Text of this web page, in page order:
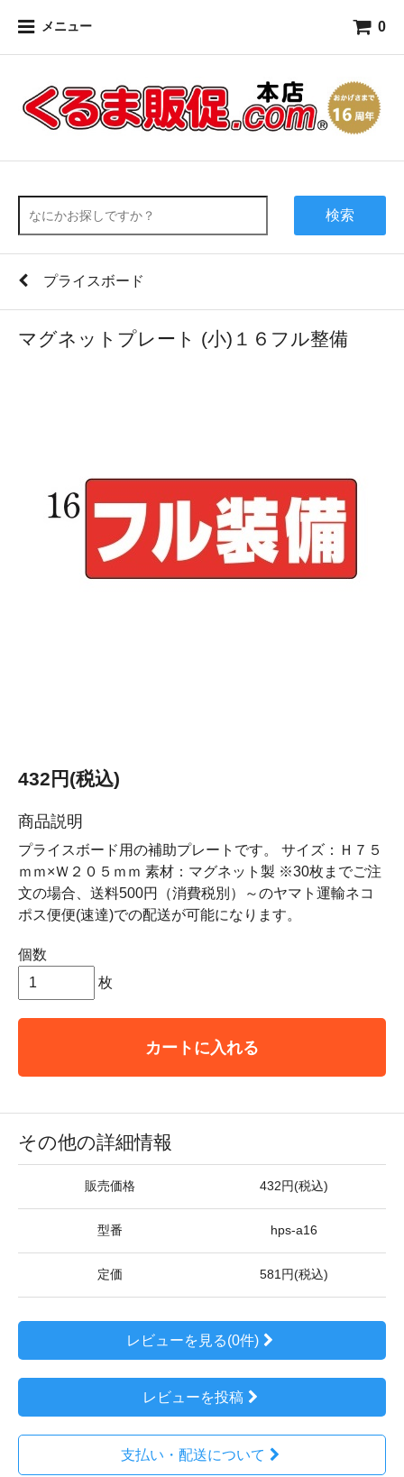
メニュー 0
検索
プライスボード
マグネットプレート (小)１６フル整備
432円(税込)
商品説明
プライスボード用の補助プレートです。 サイズ：Ｈ７５
ｍｍ×Ｗ２０５ｍｍ 素材：マグネット製 ※30枚までご注
文の場合、送料500円（消費税別）～のヤマト運輸ネコ
ポス便便(速達)での配送が可能になります。
個数
枚
カートに入れる
その他の詳細情報
販売価格 432円(税込)
型番 hps-a16
定価 581円(税込)
レビューを見る(0件)
レビューを投稿
支払い・配送について